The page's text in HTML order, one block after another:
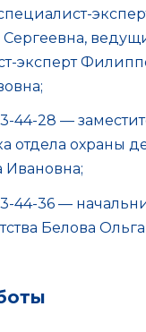
Сергеевна,
эксперт
44-28 —
отдела охраны
Ивановна;
44-36 —
Белова